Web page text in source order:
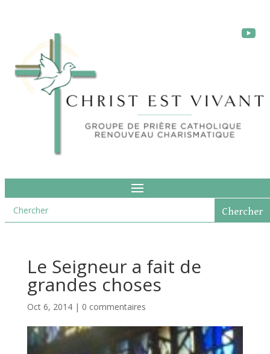
Le Seigneur a fait de
grandes choses
Oct 6, 2014| 0 commentaires